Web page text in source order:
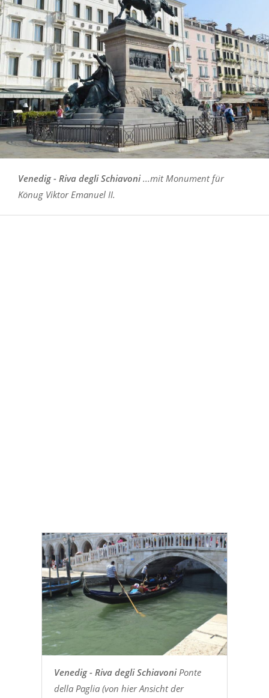
Venedig - Riva degli Schiavoni...mit Monument für
Könug Viktor Emanuel II.
Venedig - Riva degli SchiavoniPonte
della Paglia (von hier Ansicht der